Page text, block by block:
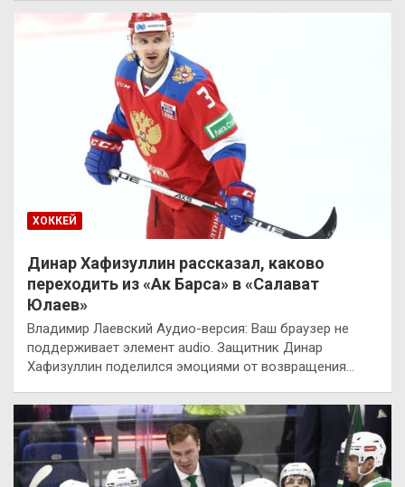
ХОККЕЙ
Динар Хафизуллин рассказал, каково
переходить из «Ак Барса» в «Салават
Юлаев»
Владимир Лаевский Аудио-версия: Ваш браузер не
поддерживает элемент audio. Защитник Динар
Хафизуллин поделился эмоциями от возвращения…